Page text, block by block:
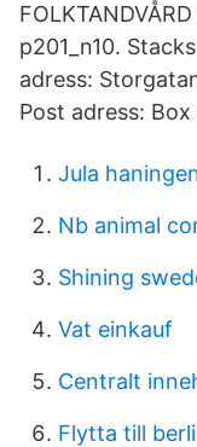
p201_n10.
adress:
Post adress:
Jula
Nb animal
Shining
Vat einkauf
Centralt
Flytta till